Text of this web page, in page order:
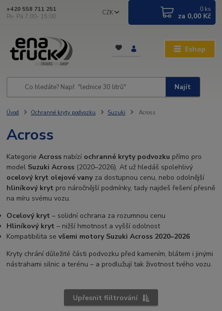
Eshop
CZK
Najít
+420 558 711 251
Po- Pá 7:00- 15:00
0 ks
za 0,00 Kč
Úvod Ochranné kryty podvozku Suzuki Across
Across
KategorieAcross nabízí ochranné kryty podvozku přímo pro
model Suzuki Across (2020–2026). Ať už hledáš spolehlivý
ocelový kryt olejové vanyza dostupnou cenu, nebo odolnější
hliníkový kryt pro náročnější podmínky, tady najdeš řešení přesně
na míru svému vozu.
Ocelový kryt – solidní ochrana za rozumnou cenu
Hliníkový kryt – nižší hmotnost a vyšší odolnost
Kompatibilita sevšemi motory Suzuki Across 2020–2026
Kryty chrání důležité části podvozku před kamením, blátem i jinými
nástrahami silnic a terénu – a prodlužují tak životnost tvého vozu.
Upřesnit fiiltrování